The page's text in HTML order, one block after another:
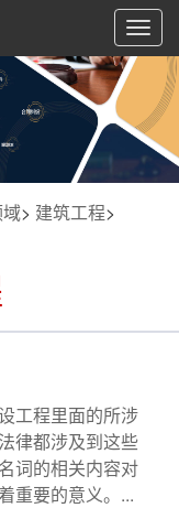
切
换
航
> 建筑工程>
工程里面的所涉
律都涉及到这些
词的相关内容对
重要的意义。...